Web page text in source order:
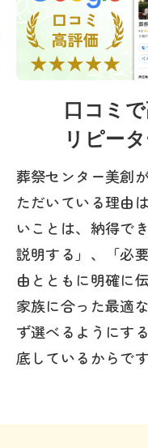
口コミ
リピー
葬祭センター美創
ただいている理由
いことは、納得で
説明する」、「必
由とともに明確に
家族に合った最適
ず選べるようにす
底しているからです